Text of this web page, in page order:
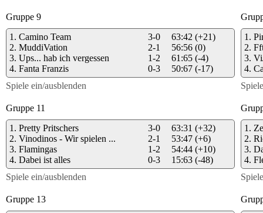
Gruppe 9
1. Camino Team 3-0 63:42 (+21)
2. MuddiVation 2-1 56:56 (0)
3. Ups... hab ich vergessen 1-2 61:65 (-4)
4. Fanta Franzis 0-3 50:67 (-17)
Spiele ein/ausblenden
1.
2.
3.
4.
Gruppe 11
1. Pretty Pritschers 3-0 63:31 (+32)
2. Vinodinos - Wir spielen ... 2-1 53:47 (+6)
3. Flamingas 1-2 54:44 (+10)
4. Dabei ist alles 0-3 15:63 (-48)
Spiele ein/ausblenden
1.
2.
3.
4.
Gruppe 13